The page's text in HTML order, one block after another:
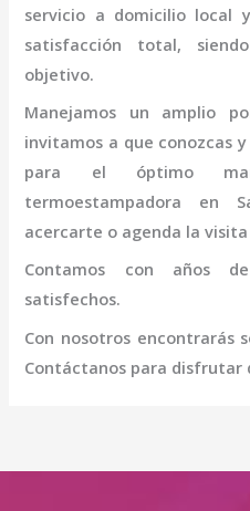
servicio a domicilio local
satisfacción total,
objetivo.
Manejamos un amplio
invitamos a que conozcas
para el óptimo
termoestampadora en
acercarte o agenda la
Contamos con años
satisfechos.
Con nosotros encontrarás
Contáctanos para disfrutar